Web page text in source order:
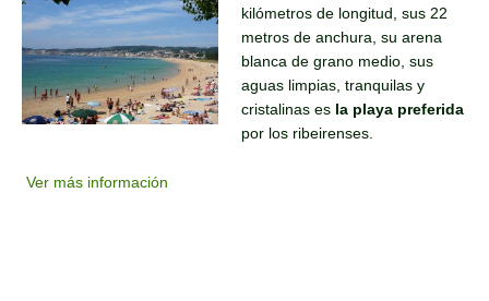
kilómetros de longitud, sus 22
metros de anchura, su arena
blanca de grano medio, sus
aguas limpias, tranquilas y
cristalinas es la playa preferida
por los ribeirenses.
Ver más información